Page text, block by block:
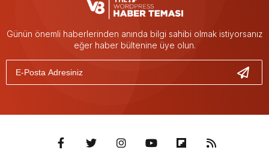
Günün önemli haberlerinden anında bilgi sahibi olmak istiyorsanız
eğer haber bültenine üye olun.